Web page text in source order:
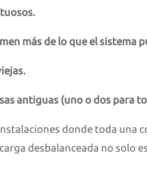
más de lo que el sistema
antiguas (uno o dos para
donde toda una
desbalanceada no solo